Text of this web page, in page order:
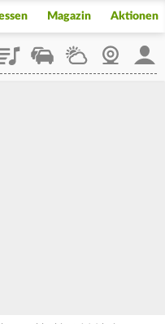
Magazin Aktionen
StaupilotWetterWebcam